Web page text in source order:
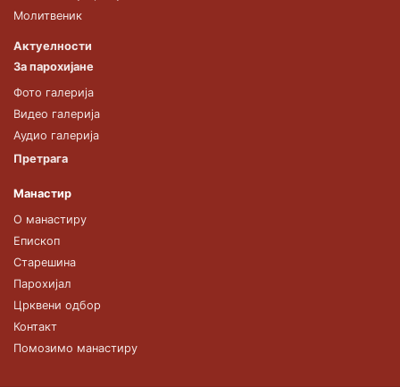
Молитвеник
Актуелности
За парохијане
Фото галерија
Видео галерија
Аудио галерија
Претрага
Манастир
О манастиру
Епископ
Старешина
Парохијал
Црквени одбор
Контакт
Помозимо манастиру